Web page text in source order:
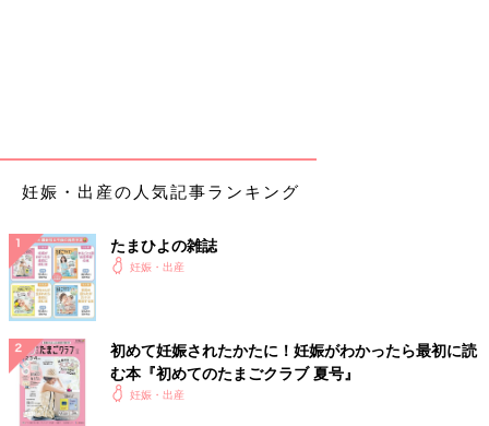
妊娠・出産の人気記事ランキング
たまひよの雑誌
妊娠・出産
初めて妊娠されたかたに！妊娠がわかったら最初に読
む本『初めてのたまごクラブ 夏号』
妊娠・出産